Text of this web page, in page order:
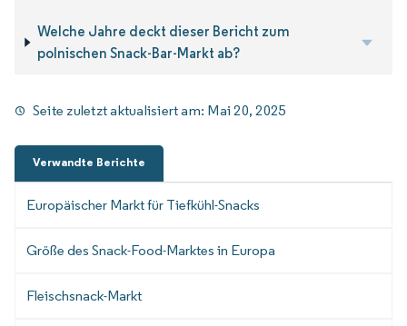
Welche Jahre deckt dieser Bericht zum
polnischen Snack-Bar-Markt ab?
Seite zuletzt aktualisiert am: Mai 20, 2025
Verwandte Berichte
Europäischer Markt für Tiefkühl-Snacks
Größe des Snack-Food-Marktes in Europa
Fleischsnack-Markt